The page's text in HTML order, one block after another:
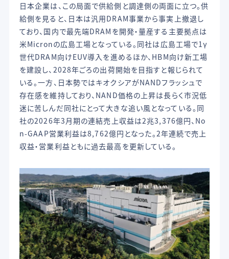
日本企業は、この局面で供給側と調達側の両面に立つ。供
給側を見ると、日本は汎用DRAM事業から事実上撤退し
ており、国内で最先端DRAMを開発・量産する主要拠点は
米Micronの広島工場となっている。同社は広島工場で1γ
世代DRAM向けEUV導入を進めるほか、HBM向け新工場
を建設し、2028年ごろの出荷開始を目指すと報じられて
いる。一方、日本勢ではキオクシアがNANDフラッシュで
存在感を維持しており、NAND価格の上昇は長らく市況低
迷に苦しんだ同社にとって大きな追い風となっている。同
社の2026年3月期の連結売上収益は2兆3,376億円、No
n-GAAP営業利益は8,762億円となった。2年連続で売上
収益・営業利益ともに過去最高を更新している。